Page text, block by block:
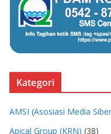
Kategori
AMSI (Asosiasi Media
Apical Group (KRN) (38)